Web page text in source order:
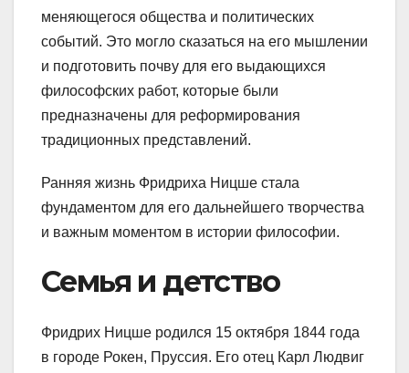
меняющегося общества и политических
событий. Это могло сказаться на его мышлении
и подготовить почву для его выдающихся
философских работ, которые были
предназначены для реформирования
традиционных представлений.
Ранняя жизнь Фридриха Ницше стала
фундаментом для его дальнейшего творчества
и важным моментом в истории философии.
Семья и детство
Фридрих Ницше родился 15 октября 1844 года
в городе Рокен, Пруссия. Его отец Карл Людвиг